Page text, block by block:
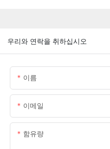
우리와 연락을 취하십시오
이름
이메일
함유량